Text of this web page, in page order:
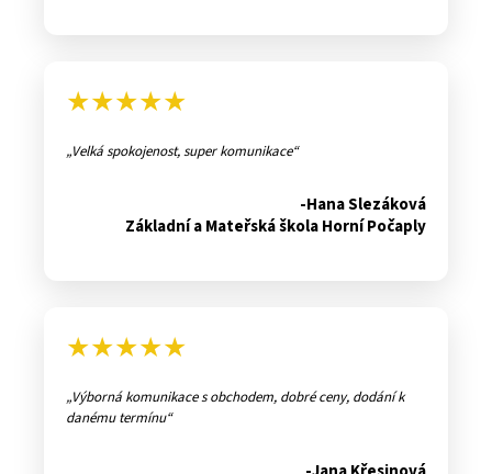
★★★★★
Velká spokojenost, super komunikace
-Hana Slezáková
Základní a Mateřská škola Horní Počaply
★★★★★
Výborná komunikace s obchodem, dobré ceny, dodání k
danému termínu